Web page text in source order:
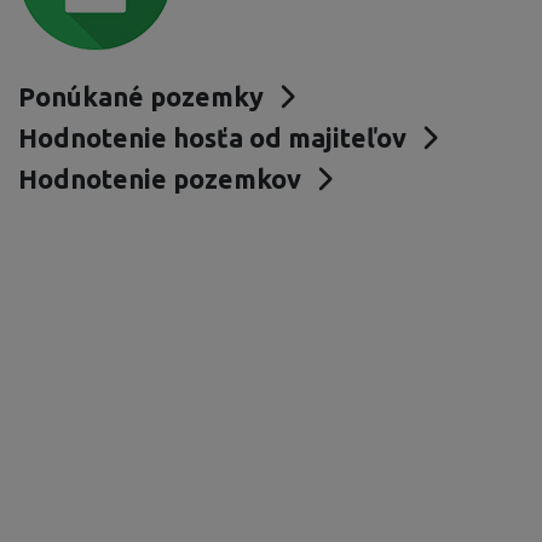
Ponúkané pozemky
Hodnotenie hosťa od majiteľov
Hodnotenie pozemkov